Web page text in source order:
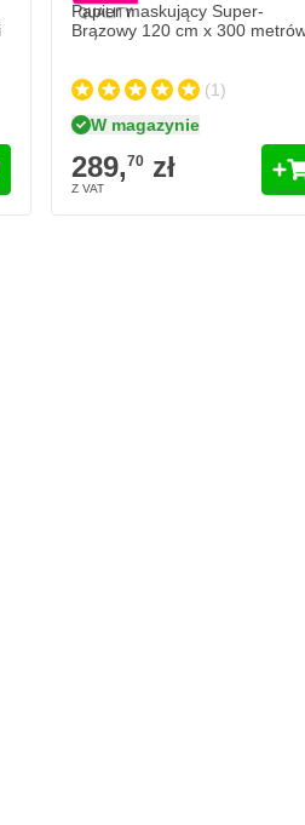
papier? W takim razie zalecamy
które rozwija rolkę papieru
Papier maskujący Super-
Brązowy 120 cm x 300
(1)
W magazynie
289,70zł